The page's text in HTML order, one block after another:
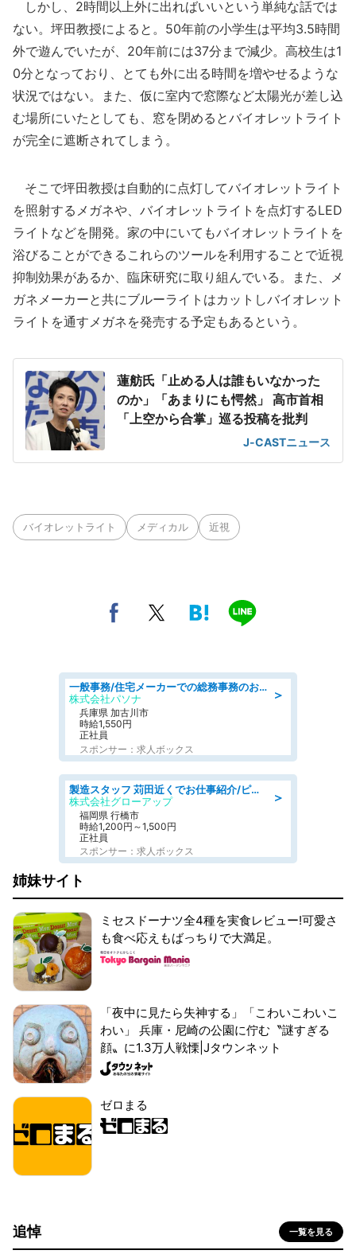
しかし、2時間以上外に出ればいいという単純な話では
ない。坪田教授によると。50年前の小学生は平均3.5時間
外で遊んでいたが、20年前には37分まで減少。高校生は1
0分となっており、とても外に出る時間を増やせるような
状況ではない。また、仮に室内で窓際など太陽光が差し込
む場所にいたとしても、窓を閉めるとバイオレットライト
が完全に遮断されてしまう。
そこで坪田教授は自動的に点灯してバイオレットライト
を照射するメガネや、バイオレットライトを点灯するLED
ライトなどを開発。家の中にいてもバイオレットライトを
浴びることができるこれらのツールを利用することで近視
抑制効果があるか、臨床研究に取り組んでいる。また、メ
ガネメーカーと共にブルーライトはカットしバイオレット
ライトを通すメガネを発売する予定もあるという。
蓮舫氏「止める人は誰もいなかった
のか」「あまりにも愕然」 高市首相
「上空から合掌」巡る投稿を批判
J-CASTニュース
バイオレットライト メディカル 近視
＞
一般事務/住宅メーカーでの総務事務のお仕事/駅近/車通勤可/一般事務/人事労務
株式会社パソナ
兵庫県 加古川市
時給1,550円
正社員
スポンサー：求人ボックス
＞
製造スタッフ 苅田近くでお仕事紹介/ピッキング·組立·検査·リフトなど
株式会社グローアップ
福岡県 行橋市
時給1,200円～1,500円
正社員
スポンサー：求人ボックス
姉妹サイト
ミセスドーナツ全4種を実食レビュー!可愛さ
も食べ応えもばっちりで大満足。
「夜中に見たら失神する」「こわいこわいこ
わい」 兵庫・尼崎の公園に佇む〝謎すぎる
顔〟に1.3万人戦慄|Jタウンネット
ゼロまる
追悼 一覧を見る